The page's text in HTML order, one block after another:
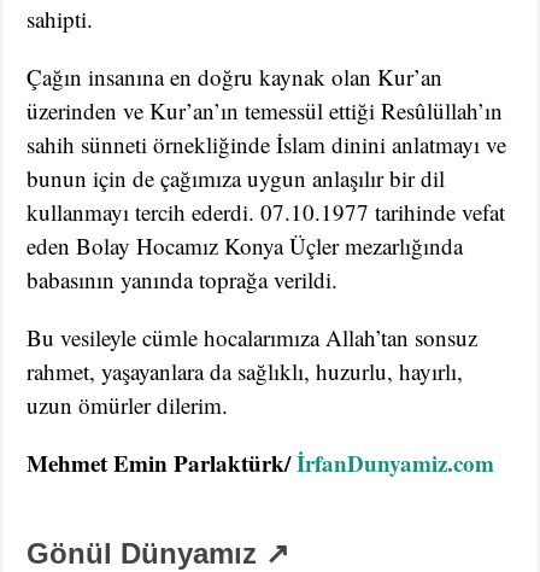
sahipti.
Çağın insanına en doğru kaynak olan Kur’an
üzerinden ve Kur’an’ın temessül ettiği Resûlüllah’ın
sahih sünneti örnekliğinde İslam dinini anlatmayı ve
bunun için de çağımıza uygun anlaşılır bir dil
kullanmayı tercih ederdi. 07.10.1977 tarihinde vefat
eden Bolay Hocamız Konya Üçler mezarlığında
babasının yanında toprağa verildi.
Bu vesileyle cümle hocalarımıza Allah’tan sonsuz
rahmet, yaşayanlara da sağlıklı, huzurlu, hayırlı,
uzun ömürler dilerim.
Mehmet Emin Parlaktürk/İrfanDunyamiz.com
Gönül Dünyamız ↗